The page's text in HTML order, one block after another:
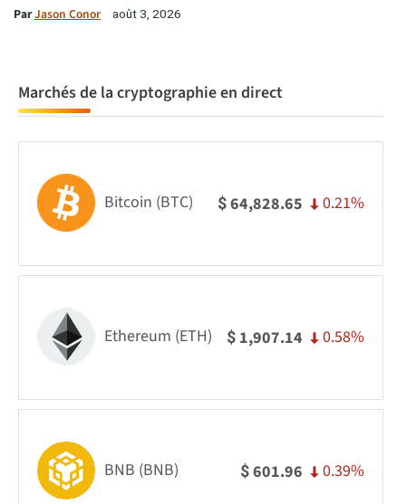
ParJason Conor août 3, 2026
Marchés de la cryptographie en direct
Bitcoin (BTC) $64,828.65 0.21%
Ethereum (ETH) $ 1,907.14 0.58%
BNB (BNB) $601.96 0.39%